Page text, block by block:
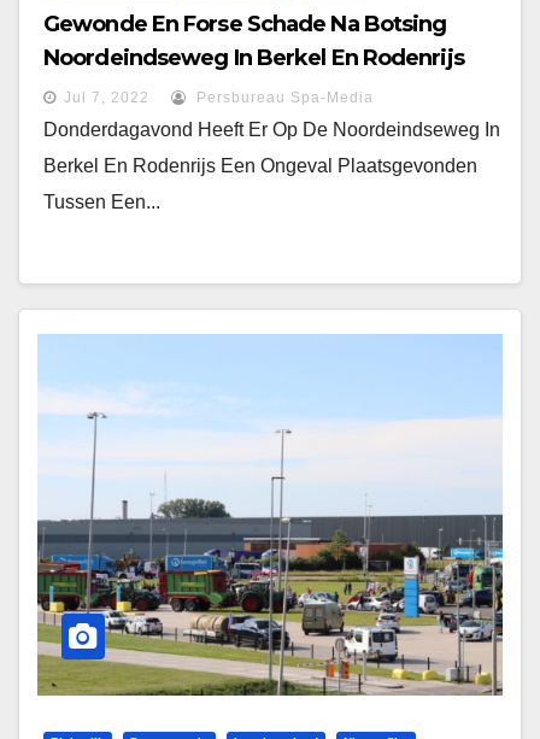
Gewonde En Forse Schade Na Botsing
Noordeindseweg In Berkel En Rodenrijs
Jul 7, 2022 Persbureau Spa-Media
Donderdagavond Heeft Er Op De Noordeindseweg In
Berkel En Rodenrijs Een Ongeval Plaatsgevonden
Tussen Een...